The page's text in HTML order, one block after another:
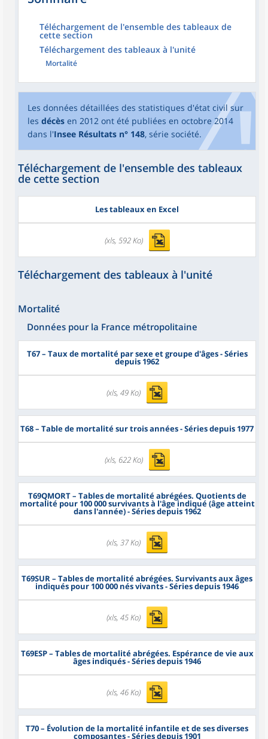
Téléchargement de l'ensemble des tableaux de
cette section
Téléchargement des tableaux à l'unité
Mortalité
Les données détaillées des statistiques d'état civil sur
les décès en 2012 ont été publiées en octobre 2014
dans l'Insee Résultats n° 148, série société.
Téléchargement de l'ensemble des tableaux
de cette section
Les tableaux en Excel
(xls, 592 Ko)
Téléchargement des tableaux à l'unité
Mortalité
Données pour la France métropolitaine
T67– Taux de mortalité par sexe et groupe d'âges - Séries
depuis 1962
(xls, 49 Ko)
T68– Table de mortalité sur trois années - Séries depuis 1977
(xls, 622 Ko)
T69QMORT– Tables de mortalité abrégées. Quotients de
mortalité pour 100 000 survivants à l'âge indiqué (âge atteint
dans l'année) - Séries depuis 1962
(xls, 37 Ko)
T69SUR– Tables de mortalité abrégées. Survivants aux âges
indiqués pour 100 000 nés vivants - Séries depuis 1946
(xls, 45 Ko)
T69ESP– Tables de mortalité abrégées. Espérance de vie aux
âges indiqués - Séries depuis 1946
(xls, 46 Ko)
T70– Évolution de la mortalité infantile et de ses diverses
composantes - Séries depuis 1901